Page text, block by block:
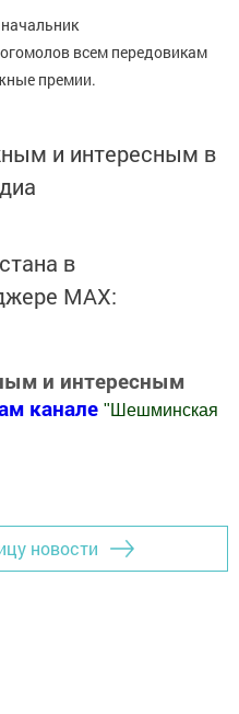
всем передовикам
премии.
и интересным в
в
MАХ:
и интересным
канале " Шешминская
новости